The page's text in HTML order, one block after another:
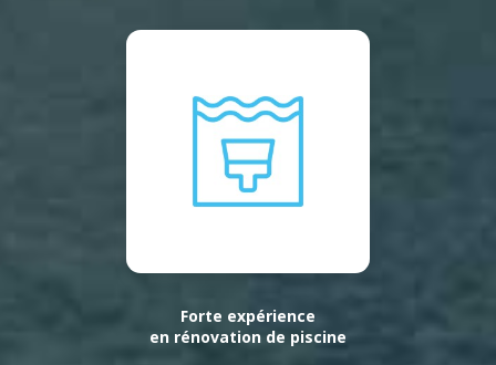
Forte expérience
en rénovation de piscine